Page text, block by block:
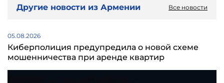
Другие новости из Армении Все новости
05.08.2026
Киберполиция предупредила о новой схеме
мошенничества при аренде квартир